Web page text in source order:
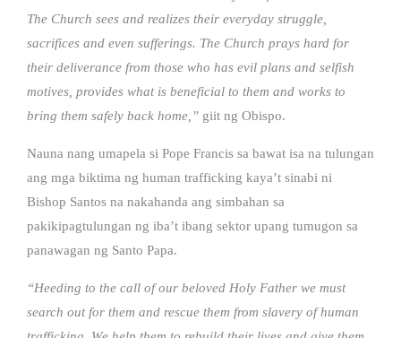
The Church sees and realizes their everyday struggle,
sacrifices and even sufferings. The Church prays hard for
their deliverance from those who has evil plans and selfish
motives, provides what is beneficial to them and works to
bring them safely back home,” giit ng Obispo.
Nauna nang umapela si Pope Francis sa bawat isa na tulungan
ang mga biktima ng human trafficking kaya’t sinabi ni
Bishop Santos na nakahanda ang simbahan sa
pakikipagtulungan ng iba’t ibang sektor upang tumugon sa
panawagan ng Santo Papa.
“Heeding to the call of our beloved Holy Father we must
search out for them and rescue them from slavery of human